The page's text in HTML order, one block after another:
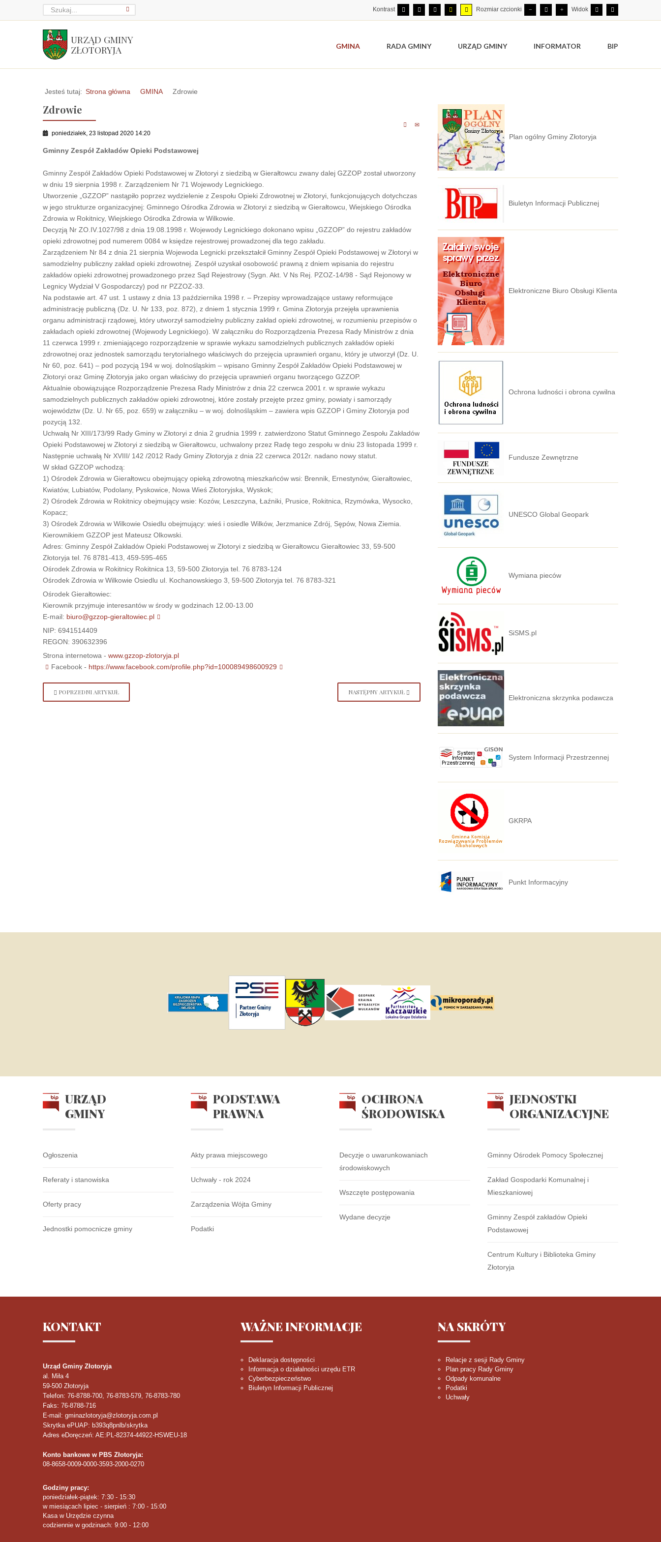
Kontrast Rozmiar czcionki Widok
URZĄD GMINY
ZŁOTORYJA
GMINA RADA GMINY URZĄD GMINY INFORMATOR BIP
Jesteś tutaj: Strona główna GMINA Zdrowie
Zdrowie
poniedziałek, 23 listopad 2020 14:20
Gminny Zespół Zakładów Opieki Podstawowej
Gminny Zespół Zakładów Opieki Podstawowej w Złotoryi z siedzibą w Gierałtowcu zwany dalej GZZOP został utworzony
w dniu 19 sierpnia 1998 r. Zarządzeniem Nr 71 Wojewody Legnickiego.
Utworzenie „GZZOP” nastąpiło poprzez wydzielenie z Zespołu Opieki Zdrowotnej w Złotoryi, funkcjonujących dotychczas
w jego strukturze organizacyjnej: Gminnego Ośrodka Zdrowia w Złotoryi z siedzibą w Gierałtowcu, Wiejskiego Ośrodka
Zdrowia w Rokitnicy, Wiejskiego Ośrodka Zdrowia w Wilkowie.
Decyzją Nr ZO.IV.1027/98 z dnia 19.08.1998 r. Wojewody Legnickiego dokonano wpisu „GZZOP” do rejestru zakładów
opieki zdrowotnej pod numerem 0084 w księdze rejestrowej prowadzonej dla tego zakładu.
Zarządzeniem Nr 84 z dnia 21 sierpnia Wojewoda Legnicki przekształcił Gminny Zespół Opieki Podstawowej w Złotoryi w
samodzielny publiczny zakład opieki zdrowotnej. Zespół uzyskał osobowość prawną z dniem wpisania do rejestru
zakładów opieki zdrowotnej prowadzonego przez Sąd Rejestrowy (Sygn. Akt. V Ns Rej. PZOZ-14/98 - Sąd Rejonowy w
Legnicy Wydział V Gospodarczy) pod nr PZZOZ-33.
Na podstawie art. 47 ust. 1 ustawy z dnia 13 października 1998 r. – Przepisy wprowadzające ustawy reformujące
administrację publiczną (Dz. U. Nr 133, poz. 872), z dniem 1 stycznia 1999 r. Gmina Złotoryja przejęła uprawnienia
organu administracji rządowej, który utworzył samodzielny publiczny zakład opieki zdrowotnej, w rozumieniu przepisów o
zakładach opieki zdrowotnej (Wojewody Legnickiego). W załączniku do Rozporządzenia Prezesa Rady Ministrów z dnia
11 czerwca 1999 r. zmieniającego rozporządzenie w sprawie wykazu samodzielnych publicznych zakładów opieki
zdrowotnej oraz jednostek samorządu terytorialnego właściwych do przejęcia uprawnień organu, który je utworzył (Dz. U.
Nr 60, poz. 641) – pod pozycją 194 w woj. dolnośląskim – wpisano Gminny Zespół Zakładów Opieki Podstawowej w
Złotoryi oraz Gminę Złotoryja jako organ właściwy do przejęcia uprawnień organu tworzącego GZZOP.
Aktualnie obowiązujące Rozporządzenie Prezesa Rady Ministrów z dnia 22 czerwca 2001 r. w sprawie wykazu
samodzielnych publicznych zakładów opieki zdrowotnej, które zostały przejęte przez gminy, powiaty i samorządy
województw (Dz. U. Nr 65, poz. 659) w załączniku – w woj. dolnośląskim – zawiera wpis GZZOP i Gminy Złotoryja pod
pozycją 132.
Uchwałą Nr XIII/173/99 Rady Gminy w Złotoryi z dnia 2 grudnia 1999 r. zatwierdzono Statut Gminnego Zespołu Zakładów
Opieki Podstawowej w Złotoryi z siedzibą w Gierałtowcu, uchwalony przez Radę tego zespołu w dniu 23 listopada 1999 r.
Następnie uchwałą Nr XVIII/ 142 /2012 Rady Gminy Złotoryja z dnia 22 czerwca 2012r. nadano nowy statut.
W skład GZZOP wchodzą:
1) Ośrodek Zdrowia w Gierałtowcu obejmujący opieką zdrowotną mieszkańców wsi: Brennik, Ernestynów, Gierałtowiec,
Kwiatów, Lubiatów, Podolany, Pyskowice, Nowa Wieś Złotoryjska, Wyskok;
2) Ośrodek Zdrowia w Rokitnicy obejmujący wsie: Kozów, Leszczyna, Łaźniki, Prusice, Rokitnica, Rzymówka, Wysocko,
Kopacz;
3) Ośrodek Zdrowia w Wilkowie Osiedlu obejmujący: wieś i osiedle Wilków, Jerzmanice Zdrój, Sępów, Nowa Ziemia.
Kierownikiem GZZOP jest Mateusz Olkowski.
Adres: Gminny Zespół Zakładów Opieki Podstawowej w Złotoryi z siedzibą w Gierałtowcu Gierałtowiec 33, 59-500
Złotoryja tel. 76 8781-413, 459-595-465
Ośrodek Zdrowia w Rokitnicy Rokitnica 13, 59-500 Złotoryja tel. 76 8783-124
Ośrodek Zdrowia w Wilkowie Osiedlu ul. Kochanowskiego 3, 59-500 Złotoryja tel. 76 8783-321
Ośrodek Gierałtowiec:
Kierownik przyjmuje interesantów w środy w godzinach 12.00-13.00
E-mail: biuro@gzzop-gieraltowiec.pl
NIP: 6941514409
REGON: 390632396
Strona internetowa - www.gzzop-zlotoryja.pl
Facebook - https://www.facebook.com/profile.php?id=100089498600929
POPRZEDNI ARTYKUŁ NASTĘPNY ARTYKUŁ
Plan ogólny Gminy Złotoryja
Biuletyn Informacji Publicznej
Elektroniczne Biuro Obsługi Klienta
Ochrona ludności i obrona cywilna
Fundusze Zewnętrzne
UNESCO Global Geopark
Wymiana pieców
SiSMS.pl
Elektroniczna skrzynka podawcza
System Informacji Przestrzennej
GKRPA
Punkt Informacyjny
URZĄD
GMINY
Ogłoszenia
Referaty i stanowiska
Oferty pracy
Jednostki pomocnicze gminy
PODSTAWA
PRAWNA
Akty prawa miejscowego
Uchwały - rok 2024
Zarządzenia Wójta Gminy
Podatki
OCHRONA
ŚRODOWISKA
Decyzje o uwarunkowaniach
środowiskowych
Wszczęte postępowania
Wydane decyzje
JEDNOSTKI
ORGANIZACYJNE
Gminny Ośrodek Pomocy Społecznej
Zakład Gospodarki Komunalnej i
Mieszkaniowej
Gminny Zespół zakładów Opieki
Podstawowej
Centrum Kultury i Biblioteka Gminy
Złotoryja
KONTAKT
Urząd Gminy Złotoryja
al. Miła 4
59-500 Złotoryja
Telefon: 76-8788-700, 76-8783-579, 76-8783-780
Faks: 76-8788-716
E-mail: gminazlotoryja@zlotoryja.com.pl
Skrytka ePUAP: b393q8pnlb/skrytka
Adres eDoręczeń: AE:PL-82374-44922-HSWEU-18
Konto bankowe w PBS Złotoryja:
08-8658-0009-0000-3593-2000-0270
Godziny pracy:
poniedziałek-piątek: 7:30 - 15:30
w miesiącach lipiec - sierpień : 7:00 - 15:00
Kasa w Urzędzie czynna
codziennie w godzinach: 9:00 - 12:00
WAŻNEINFORMACJE
Deklaracja dostępności
Informacja o działalności urzędu ETR
Cyberbezpieczeństwo
Biuletyn Informacji Publicznej
NA SKRÓTY
Relacje z sesji Rady Gminy
Plan pracy Rady Gminy
Odpady komunalne
Podatki
Uchwały